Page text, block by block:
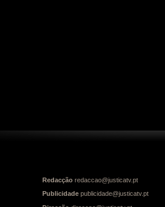
Redacção redaccao@justicatv.pt
Publicidade publicidade@justicatv.pt